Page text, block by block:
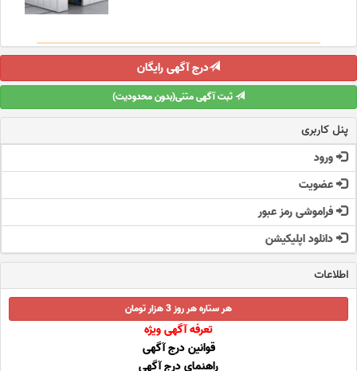
درج آگهی رایگان
ثبت آگهی متنی(بدون محدودیت)
پنل کاربری
ورود
عضویت
فراموشی رمز عبور
دانلود اپلیکیشن
اطلاعات
هر ستاره هر روز 3 هزار تومان
تعرفه آگهی ویژه
قوانین درج آگهی
راهنمای درج آگهی